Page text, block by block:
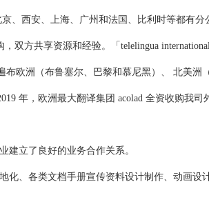
、西安、上海、广州和法国、比利时等都有分
方共享资源和经验。「telelingua
欧洲（布鲁塞尔、巴黎和慕尼黑）、 北美洲
年，欧洲最大翻译集团 acolad 全资收购我
立了良好的业务合作关系。
各类文档手册宣传资料设计制作、动画设